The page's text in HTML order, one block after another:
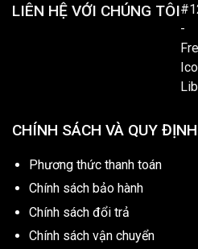
LIÊN HỆ VỚI CHÚNG TÔI
CHÍNH SÁCH VÀ QUY ĐỊNH
Phương thức thanh toán
Chính sách bảo hành
Chính sách đổi trả
Chính sách vận chuyển